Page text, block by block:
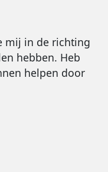
mij in de richting
hebben. Heb
helpen door